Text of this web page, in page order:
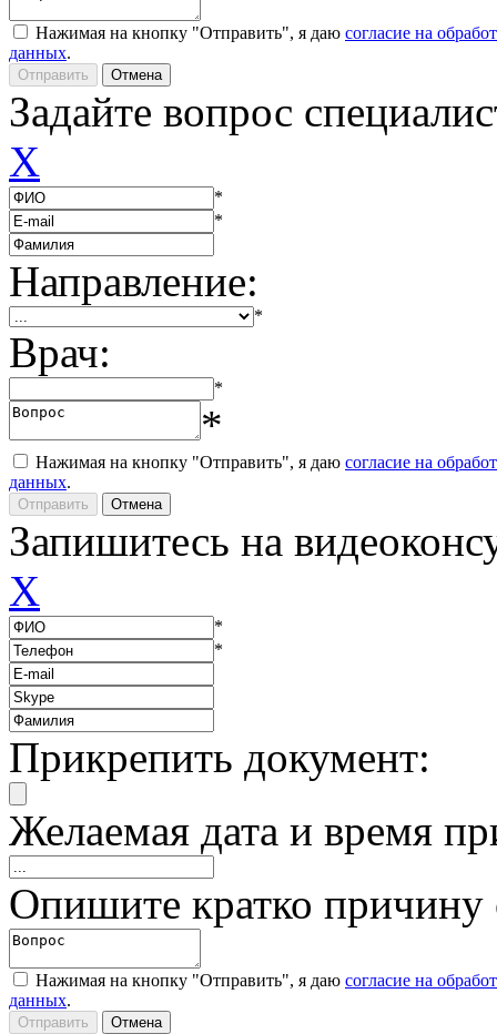
Нажимая на кнопку "Отправить", я даю согласие на
данных.
Задайте вопрос
X
*
*
Направление:
*
Врач:
*
*
Нажимая на кнопку "Отправить", я даю согласие на
данных.
Запишитесь на
X
*
*
Прикрепить документ:
Желаемая дата и время
Опишите кратко
Нажимая на кнопку "Отправить", я даю согласие на
данных.